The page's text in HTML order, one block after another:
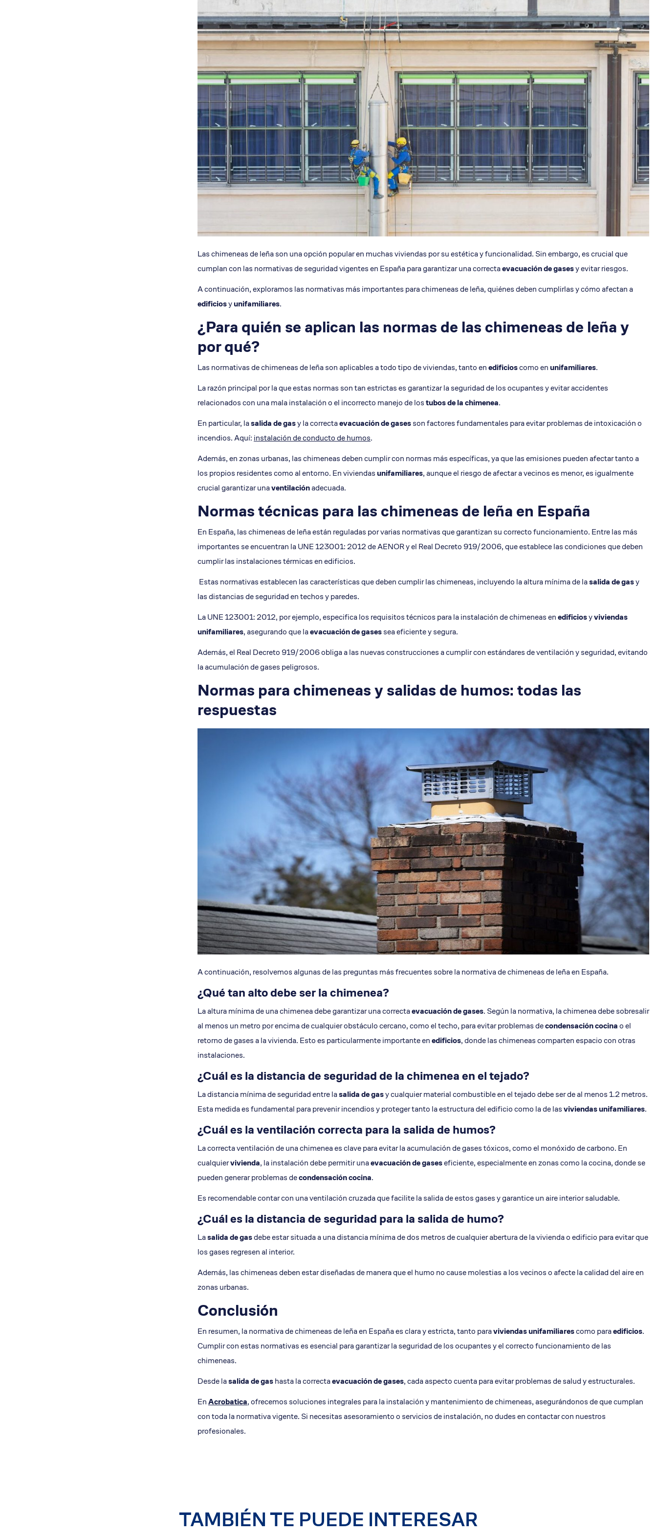
Aislamiento terrazas y cornisas
Restauración parte baja balcón
Revisión fachadas ITE
Las chimeneas de leña son una opción popular en muchas viviendas por su estética y funcionalidad. Sin embargo, es crucial que
cumplan con las normativas de seguridad vigentes en España para garantizar una correctaevacuación de gasesy evitar riesgos.
A continuación, exploramos las normativas más importantes para chimeneas de leña, quiénes deben cumplirlas y cómo afectan a
edificiosyunifamiliares.
¿Para quién se aplican las normas de las chimeneas de leña y
por qué?
Las normativas de chimeneas de leña son aplicables a todo tipo de viviendas, tanto enedificioscomo en unifamiliares.
La razón principal por la que estas normas son tan estrictas es garantizar la seguridad de los ocupantes y evitar accidentes
relacionados con una mala instalación o el incorrecto manejo de lostubos de la chimenea.
En particular, lasalida de gasy la correctaevacuación de gasesson factores fundamentales para evitar problemas de intoxicación o
incendios. Aquí: instalación de conducto de humos.
Además, en zonas urbanas, las chimeneas deben cumplir con normas más específicas, ya que las emisiones pueden afectar tanto a
los propios residentes como al entorno. En viviendas unifamiliares, aunque el riesgo de afectar a vecinos es menor, es igualmente
crucial garantizar unaventilaciónadecuada.
Normas técnicas para las chimeneas de leña en España
En España, las chimeneas de leña están reguladas por varias normativas que garantizan su correcto funcionamiento. Entre las más
importantes se encuentran la UNE 123001: 2012 de AENOR y el Real Decreto 919/2006, que establece las condiciones que deben
cumplir las instalaciones térmicas en edificios.
Estas normativas establecen las características que deben cumplir las chimeneas, incluyendo la altura mínima de lasalida de gasy
las distancias de seguridad en techos y paredes.
La UNE 123001: 2012, por ejemplo, especifica los requisitos técnicos para la instalación de chimeneas enedificiosyviviendas
unifamiliares, asegurando que laevacuación de gasessea eficiente y segura.
Además, el Real Decreto 919/2006 obliga a las nuevas construcciones a cumplir con estándares de ventilación y seguridad, evitando
la acumulación de gases peligrosos.
Normas para chimeneas y salidas de humos: todas las
respuestas
A continuación, resolvemos algunas de las preguntas más frecuentes sobre la normativa de chimeneas de leña en España.
¿Qué tan alto debe ser la chimenea?
La altura mínima de una chimenea debe garantizar una correctaevacuación de gases. Según la normativa, la chimenea debe sobresalir
al menos un metro por encima de cualquier obstáculo cercano, como el techo, para evitar problemas decondensación cocinao el
retorno de gases a la vivienda. Esto es particularmente importante enedificios, donde las chimeneas comparten espacio con otras
instalaciones.
¿Cuál es la distancia de seguridad de la chimenea en el tejado?
La distancia mínima de seguridad entre lasalida de gasy cualquier material combustible en el tejado debe ser de al menos 1.2 metros.
Esta medida es fundamental para prevenir incendios y proteger tanto la estructura del edificio como la de lasviviendas unifamiliares.
¿Cuál es la ventilación correcta para la salida de humos?
La correcta ventilación de una chimenea es clave para evitar la acumulación de gases tóxicos, como el monóxido de carbono. En
cualquiervivienda, la instalación debe permitir unaevacuación de gaseseficiente, especialmente en zonas como la cocina, donde se
pueden generar problemas decondensación cocina.
Es recomendable contar con una ventilación cruzada que facilite la salida de estos gases y garantice un aire interior saludable.
¿Cuál es la distancia de seguridad para la salida de humo?
Lasalida de gasdebe estar situada a una distancia mínima de dos metros de cualquier abertura de la vivienda o edificio para evitar que
los gases regresen al interior.
Además, las chimeneas deben estar diseñadas de manera que el humo no cause molestias a los vecinos o afecte la calidad del aire en
zonas urbanas.
Conclusión
En resumen, la normativa de chimeneas de leña en España es clara y estricta, tanto paraviviendas unifamiliarescomo paraedificios.
Cumplir con estas normativas es esencial para garantizar la seguridad de los ocupantes y el correcto funcionamiento de las
chimeneas.
Desde lasalida de gashasta la correctaevacuación de gases, cada aspecto cuenta para evitar problemas de salud y estructurales.
EnAcrobatica, ofrecemos soluciones integrales para la instalación y mantenimiento de chimeneas, asegurándonos de que cumplan
con toda la normativa vigente. Si necesitas asesoramiento o servicios de instalación, no dudes en contactar con nuestros
profesionales.
TAMBIÉN TE PUEDE INTERESAR